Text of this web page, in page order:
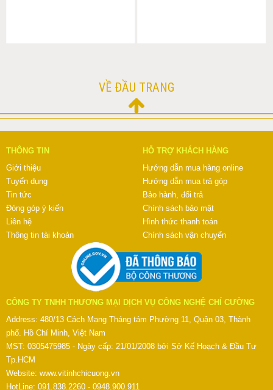
VỀ ĐẦU TRANG
THÔNG TIN
Giới thiệu
Tuyển dụng
Tin tức
Đóng góp ý kiến
Liên hệ
Thông tin tài khoản
HỖ TRỢ KHÁCH HÀNG
Hướng dẫn mua hàng online
Hướng dẫn mua trả góp
Bảo hành, đổi trả
Chính sách bảo mật
Hình thức thanh toán
Chính sách vận chuyển
CÔNG TY TNHH THƯƠNG MẠI DỊCH VỤ CÔNG NGHỆ CHÍ CƯỜNG
Address: 480/13 Cách Mạng Tháng tám Phường 11, Quận 03, Thành
phố. Hồ Chí Minh, Việt Nam
MST: 0305475985 - Ngày cấp: 21/01/2008 bởi Sở Kế Hoạch & Đầu Tư
Tp.HCM
Website: www.vitinhchicuong.vn
HotLine: 091.838.2260 - 0948.900.911